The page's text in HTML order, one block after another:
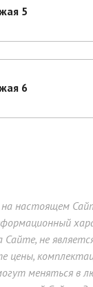
5
6
настоящем
Сайте, не
цены,
меняться в